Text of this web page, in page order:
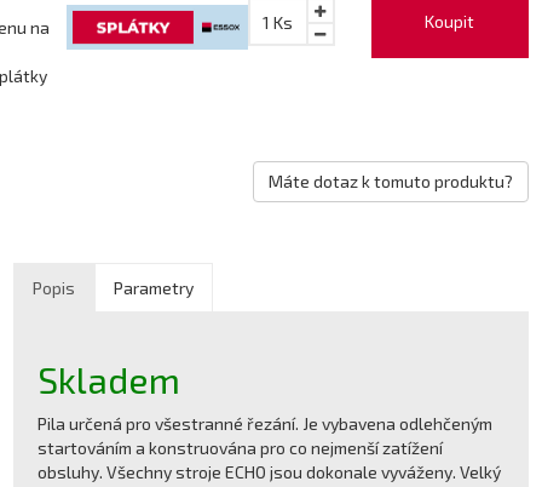
Koupit
1 Ks
na
Máte dotaz k tomuto produktu?
Popis Parametry
Skladem
Pila určená pro všestranné řezání. Je vybavena odlehčeným
startováním a konstruována pro co nejmenší zatížení
obsluhy. Všechny stroje ECHO jsou dokonale vyváženy. Velký